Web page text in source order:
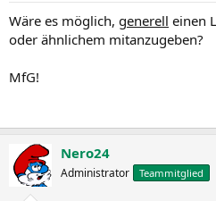
Wäre es möglich, generell einen
oder ähnlichem mitanzugeben?
MfG!
Nero24
Administrator Teammitglied